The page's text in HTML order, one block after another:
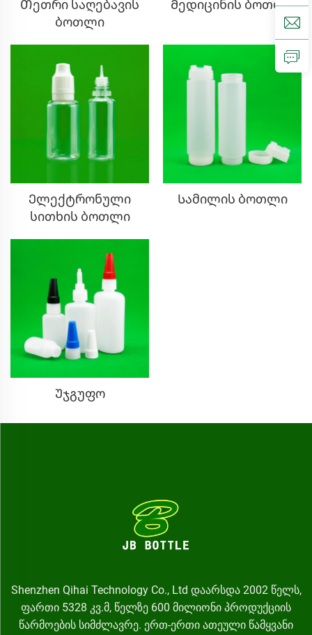
Თეთრი საღებავის
ბოთლი
Მედიცინის ბოთლი
Ელექტრონული
სითხის ბოთლი
Სამილის ბოთლი
Უჯგუფო
Shenzhen Qihai Technology Co., Ltd დაარსდა 2002 წელს,
ფართი 5328 კვ.მ, წელზე 600 მილიონი პროდუქციის
წარმოების სიმძლავრე. ერთ-ერთი ათეული წამყვანი